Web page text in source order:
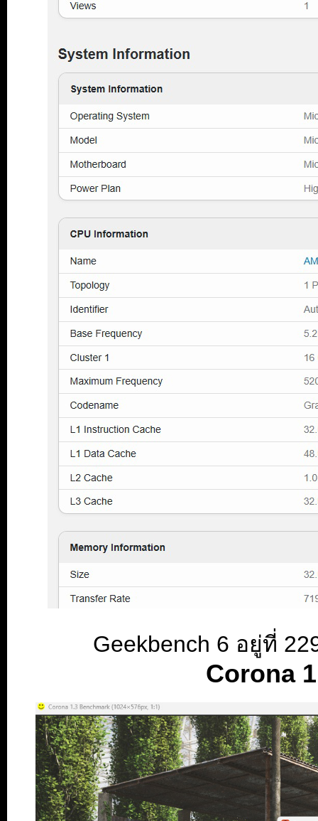
Geekbench 6 อยู่ที่
Corona